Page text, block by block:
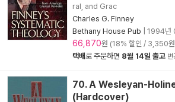
ral, and Grac
Charles G. Finney
Bethany House Pub
1994년
66,870원 (18% 할인 / 3,350
택배로 주문하면 8월 14일 출고 변
70. A Wesleyan-
(Hardcover)